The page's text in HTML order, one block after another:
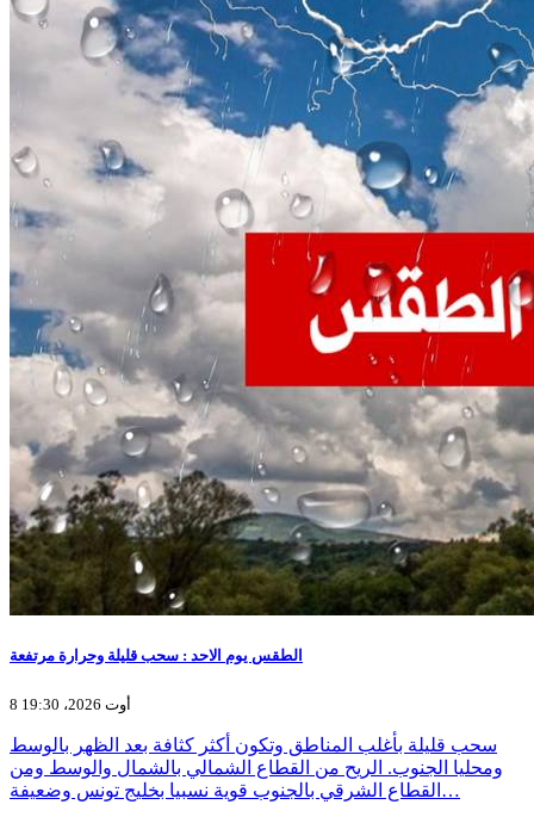
الطقس يوم الاحد : سحب قليلة وحرارة مرتفعة
8 أوت 2026، 19:30
سحب قليلة بأغلب المناطق وتكون أكثر كثافة بعد الظهر بالوسط
ومحليا الجنوب. الريح من القطاع الشمالي بالشمال والوسط ومن
القطاع الشرقي بالجنوب قوية نسبيا بخليج تونس وضعيفة…